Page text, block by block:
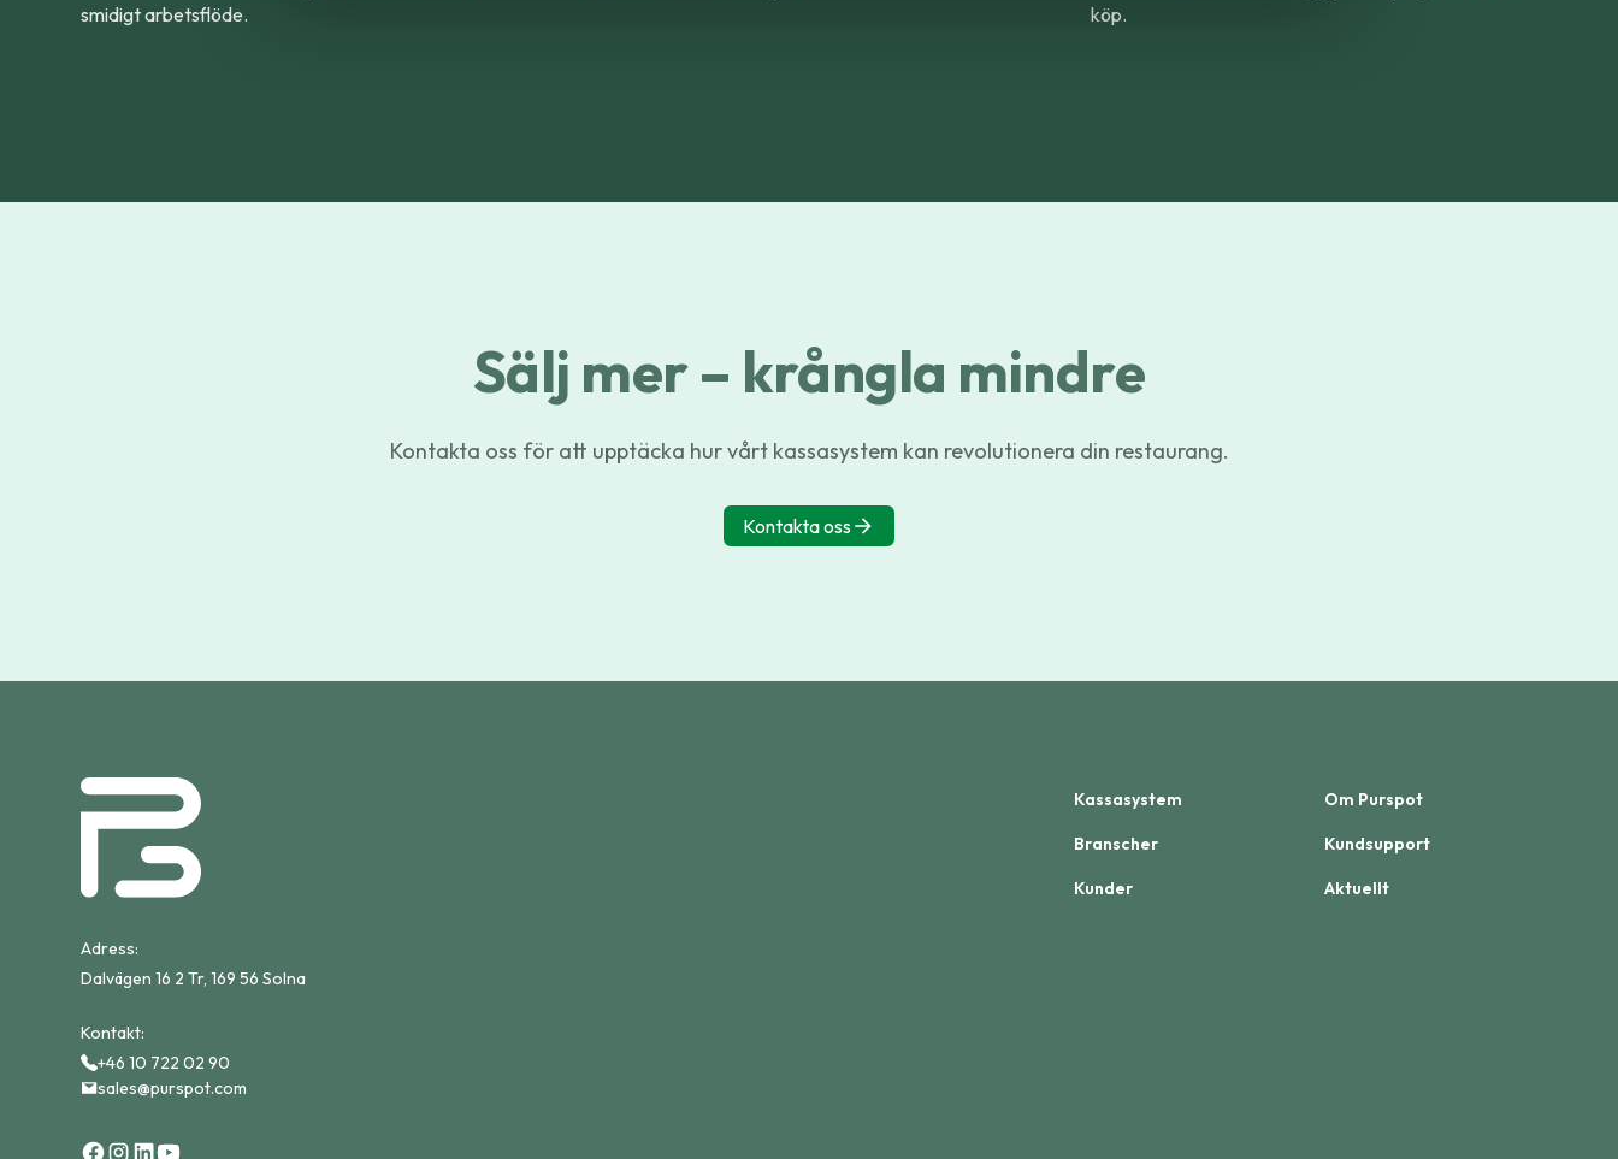
smidigt arbetsflöde.
köp.
Sälj mer – krångla mindre
Kontakta oss för att upptäcka hur vårt kassasystem kan revolutionera din restaurang.
Kontakta oss
Adress:
Dalvägen 16 2 Tr, 169 56 Solna
Kontakt:
+46 10 722 02 90
sales@purspot.com
Kassasystem
Branscher
Kunder
Om Purspot
Kundsupport
Aktuellt